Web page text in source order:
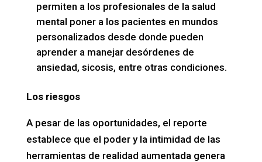
permiten a los profesionales de la salud
mental poner a los pacientes en mundos
personalizados desde donde pueden
aprender a manejar desórdenes de
ansiedad, sicosis, entre otras condiciones.
Los riesgos
A pesar de las oportunidades, el reporte
establece que el poder y la intimidad de las
herramientas de realidad aumentada genera